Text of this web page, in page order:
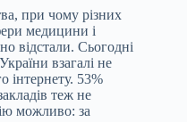
при чому різних
медицини і
відстали. Сьогодні
взагалі не
інтернету. 53%
теж не
можливо: за